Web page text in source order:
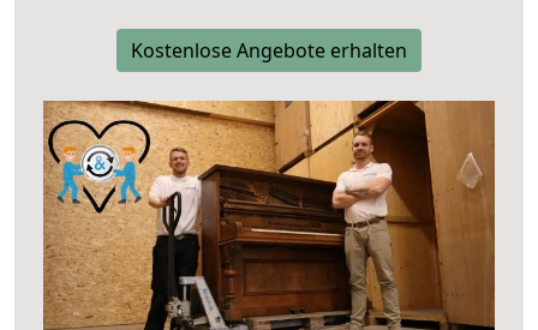
Kostenlose Angebote erhalten